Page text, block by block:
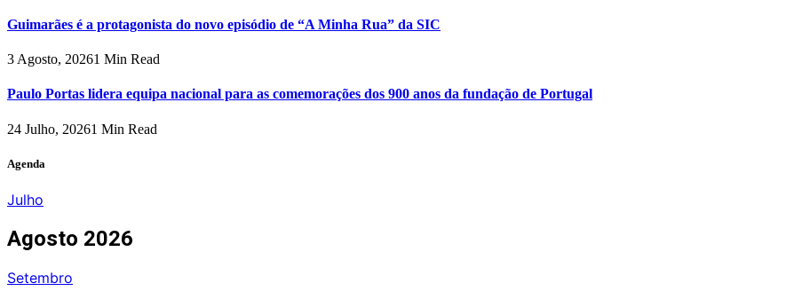
Guimarães é a protagonista do novo episódio de “A Minha Rua” da SIC
3 Agosto, 20261 Min Read
Paulo Portas lidera equipa nacional para as comemorações dos 900 anos da fundação de Portugal
24 Julho, 20261 Min Read
Agenda
Julho
Agosto 2026
Setembro